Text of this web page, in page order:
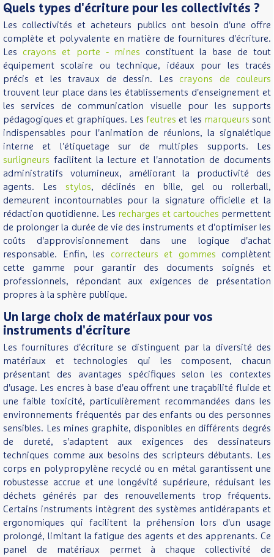
Quels types d'écriture pour les collectivités ?
Les collectivités et acheteurs publics ont besoin d'une offre
complète et polyvalente en matière de fournitures d'écriture.
Les crayons et porte - mines constituent la base de tout
équipement scolaire ou technique, idéaux pour les tracés
précis et les travaux de dessin. Les crayons de couleurs
trouvent leur place dans les établissements d'enseignement et
les services de communication visuelle pour les supports
pédagogiques et graphiques. Les feutres et les marqueurs sont
indispensables pour l'animation de réunions, la signalétique
interne et l'étiquetage sur de multiples supports. Les
surligneurs facilitent la lecture et l'annotation de documents
administratifs volumineux, améliorant la productivité des
agents. Les stylos, déclinés en bille, gel ou rollerball,
demeurent incontournables pour la signature officielle et la
rédaction quotidienne. Les recharges et cartouches permettent
de prolonger la durée de vie des instruments et d'optimiser les
coûts d'approvisionnement dans une logique d'achat
responsable. Enfin, les correcteurs et gommes complètent
cette gamme pour garantir des documents soignés et
professionnels, répondant aux exigences de présentation
propres à la sphère publique.
Un large choix de matériaux pour vos
instruments d'écriture
Les fournitures d'écriture se distinguent par la diversité des
matériaux et technologies qui les composent, chacun
présentant des avantages spécifiques selon les contextes
d'usage. Les encres à base d'eau offrent une traçabilité fluide et
une faible toxicité, particulièrement recommandées dans les
environnements fréquentés par des enfants ou des personnes
sensibles. Les mines graphite, disponibles en différents degrés
de dureté, s'adaptent aux exigences des dessinateurs
techniques comme aux besoins des scripteurs débutants. Les
corps en polypropylène recyclé ou en métal garantissent une
robustesse accrue et une longévité supérieure, réduisant les
déchets générés par des renouvellements trop fréquents.
Certains instruments intègrent des systèmes antidérapants et
ergonomiques qui facilitent la préhension lors d'un usage
prolongé, limitant la fatigue des agents et des apprenants. Ce
panel de matériaux permet à chaque collectivité de